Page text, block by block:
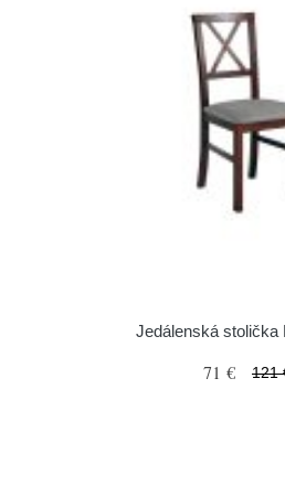
Jedálenská stolička
71 € 121